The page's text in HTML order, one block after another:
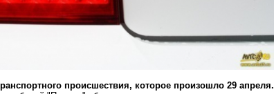
происшествия, которое произошло 29 апреля.